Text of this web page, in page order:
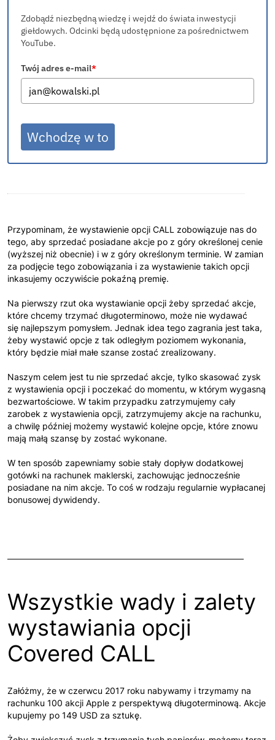
Zdobądź niezbędną wiedzę i wejdź do świata inwestycji
giełdowych. Odcinki będą udostępnione za pośrednictwem
YouTube.
Twój adres e-mail*
Wchodzę w to
Przypominam, że wystawienie opcji CALL zobowiązuje nas do
tego, aby sprzedać posiadane akcje po z góry określonej cenie
(wyższej niż obecnie) i w z góry określonym terminie. W zamian
za podjęcie tego zobowiązania i za wystawienie takich opcji
inkasujemy oczywiście pokaźną premię.
Na pierwszy rzut oka wystawianie opcji żeby sprzedać akcje,
które chcemy trzymać długoterminowo, może nie wydawać
się najlepszym pomysłem. Jednak idea tego zagrania jest taka,
żeby wystawić opcje z tak odległym poziomem wykonania,
który będzie miał małe szanse zostać zrealizowany.
Naszym celem jest tu nie sprzedać akcje, tylko skasować zysk
z wystawienia opcji i poczekać do momentu, w którym wygasną
bezwartościowe. W takim przypadku zatrzymujemy cały
zarobek z wystawienia opcji, zatrzymujemy akcje na rachunku,
a chwilę później możemy wystawić kolejne opcje, które znowu
mają małą szansę by zostać wykonane.
W ten sposób zapewniamy sobie stały dopływ dodatkowej
gotówki na rachunek maklerski, zachowując jednocześnie
posiadane na nim akcje. To coś w rodzaju regularnie wypłacanej
bonusowej dywidendy.
Wszystkie wady i zalety
wystawiania opcji
Covered CALL
Załóżmy, że w czerwcu 2017 roku nabywamy i trzymamy na
rachunku 100 akcji Apple z perspektywą długoterminową. Akcje
kupujemy po 149 USD za sztukę.